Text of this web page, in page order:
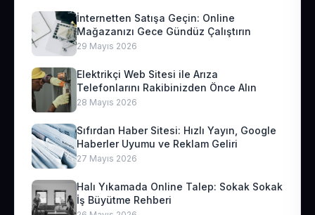
İnternetten Satışa Geçin: Online
Mağazanızı Gece Gündüz Çalıştırın
29 Mayıs 2026
Elektrikçi Web Sitesi ile Arıza
Telefonlarını Rakibinizden Önce Alın
28 Mayıs 2026
Sıfırdan Haber Sitesi: Hızlı Yayın, Google
Haberler Uyumu ve Reklam Geliri
27 Mayıs 2026
Halı Yıkamada Online Talep: Sokak Sokak
İş Büyütme Rehberi